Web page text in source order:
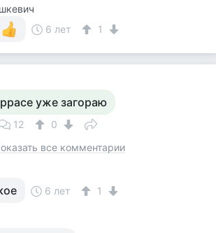
6 лет
1
уже загораю
12
0
все комментарии
6 лет 1